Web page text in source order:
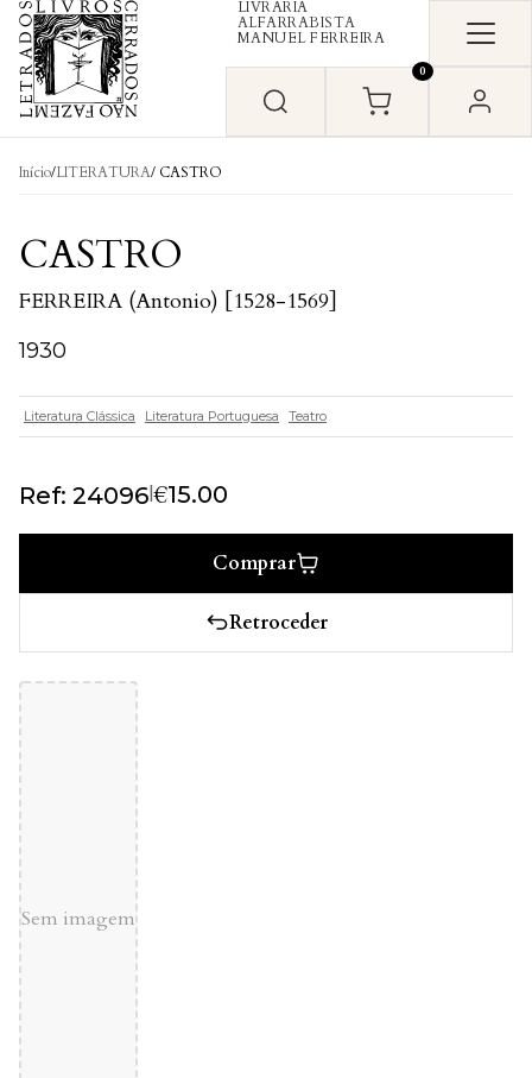
Skip to content
LIVRARIA
ALFARRABISTA
MANUEL FERREIRA
0
Início/LITERATURA/ CASTRO
CASTRO
FERREIRA (Antonio) [1528-1569]
1930
Literatura Clássica Literatura Portuguesa Teatro
Ref: 24096|€15.00
Comprar
Retroceder
Sem imagem